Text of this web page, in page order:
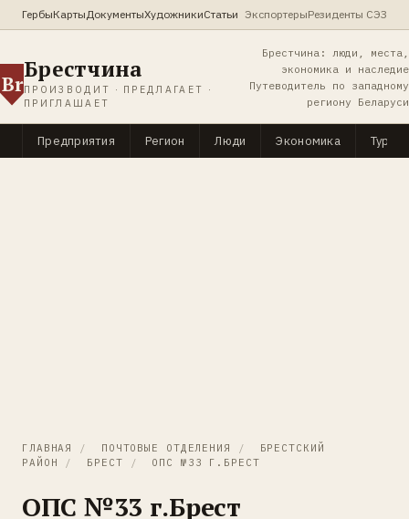
ГербыКартыДокументыХудожникиСтатьи ЭкспортерыРезиденты СЭЗ
Br
Брестчина
ПРОИЗВОДИТ · ПРЕДЛАГАЕТ ·
ПРИГЛАШАЕТ
Брестчина: люди, места,
экономика и наследие
Путеводитель по западному
региону Беларуси
Предприятия Регион Люди Экономика
ГЛАВНАЯ / ПОЧТОВЫЕ ОТДЕЛЕНИЯ /
БРЕСТСКИЙ
РАЙОН
/ БРЕСТ / ОПС №33 Г.БРЕСТ
ОПС №33 г.Брест